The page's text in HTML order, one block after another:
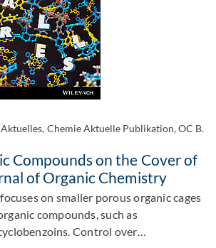
Chemie Aktuelle Publikation, OC B.
Compounds on the Cover of
of Organic Chemistry
on smaller porous organic cages
compounds, such as
Control over…